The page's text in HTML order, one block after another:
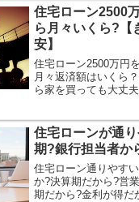
競売物件を安く購入
説。
住宅ローン2500
ら月々いくら?【
安】
住宅ローン2500万円
月々返済額はいくら
ら家を買っても大丈
つい、支払いが厳し
知識。
住宅ローンが通
期?銀行担当者か
住宅ローン通りやす
か?決算期だから?営
期だから?金利が得だ